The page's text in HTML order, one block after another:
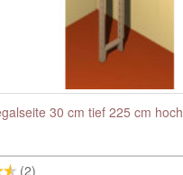
30 cm tief 225 cm hoch
(2)